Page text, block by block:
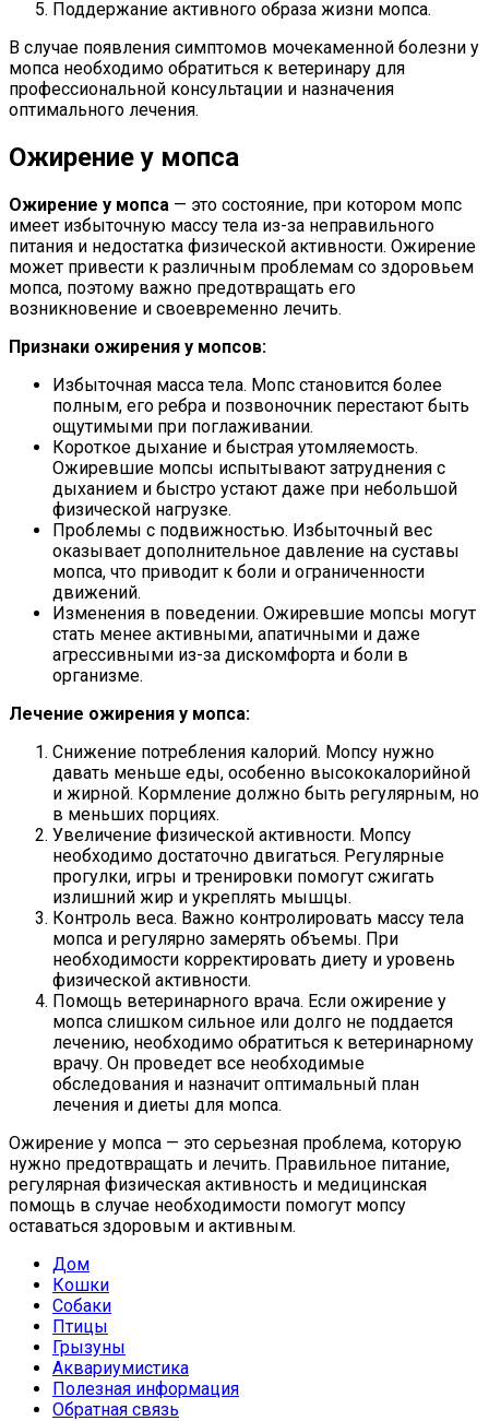
Поддержание активного образа жизни мопса.
В случае появления симптомов мочекаменной болезни у
мопса необходимо обратиться к ветеринару для
профессиональной консультации и назначения
оптимального лечения.
Ожирение у мопса
Ожирение у мопса — это состояние, при котором мопс
имеет избыточную массу тела из-за неправильного
питания и недостатка физической активности. Ожирение
может привести к различным проблемам со здоровьем
мопса, поэтому важно предотвращать его
возникновение и своевременно лечить.
Признаки ожирения у мопсов:
Избыточная масса тела. Мопс становится более
полным, его ребра и позвоночник перестают быть
ощутимыми при поглаживании.
Короткое дыхание и быстрая утомляемость.
Ожиревшие мопсы испытывают затруднения с
дыханием и быстро устают даже при небольшой
физической нагрузке.
Проблемы с подвижностью. Избыточный вес
оказывает дополнительное давление на суставы
мопса, что приводит к боли и ограниченности
движений.
Изменения в поведении. Ожиревшие мопсы могут
стать менее активными, апатичными и даже
агрессивными из-за дискомфорта и боли в
организме.
Лечение ожирения у мопса:
Снижение потребления калорий. Мопсу нужно
давать меньше еды, особенно высококалорийной
и жирной. Кормление должно быть регулярным, но
в меньших порциях.
Увеличение физической активности. Мопсу
необходимо достаточно двигаться. Регулярные
прогулки, игры и тренировки помогут сжигать
излишний жир и укреплять мышцы.
Контроль веса. Важно контролировать массу тела
мопса и регулярно замерять объемы. При
необходимости корректировать диету и уровень
физической активности.
Помощь ветеринарного врача. Если ожирение у
мопса слишком сильное или долго не поддается
лечению, необходимо обратиться к ветеринарному
врачу. Он проведет все необходимые
обследования и назначит оптимальный план
лечения и диеты для мопса.
Ожирение у мопса — это серьезная проблема, которую
нужно предотвращать и лечить. Правильное питание,
регулярная физическая активность и медицинская
помощь в случае необходимости помогут мопсу
оставаться здоровым и активным.
Дом
Кошки
Собаки
Птицы
Грызуны
Аквариумистика
Полезная информация
Обратная связь